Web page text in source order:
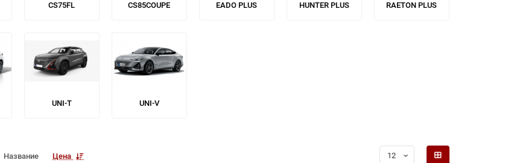
CS75FL CS85COUPE EADO PLUS HUNTER PLUS RAETON PLUS
UNI-T UNI-V
Название Цена